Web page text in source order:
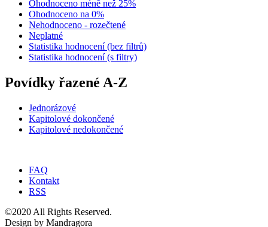
Ohodnoceno méně než 25%
Ohodnoceno na 0%
Nehodnoceno - rozečtené
Neplatné
Statistika hodnocení (bez filtrů)
Statistika hodnocení (s filtry)
Povídky řazené A-Z
Jednorázové
Kapitolové dokončené
Kapitolové nedokončené
FAQ
Kontakt
RSS
©2020 All Rights Reserved.
Design by Mandragora